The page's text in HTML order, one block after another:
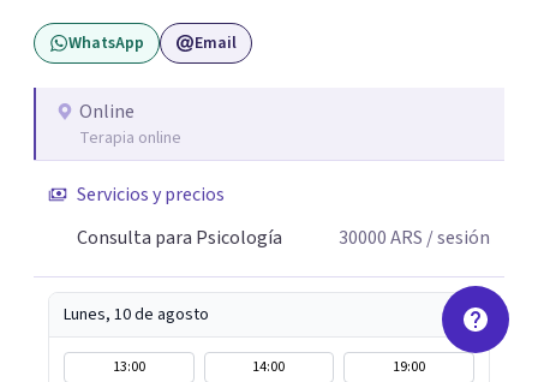
herramientas psicológicas que ayudan a reconocer
patrones, resignificar experiencias y construir cambios
puedas no solo sentirte escuchado/a, sino también
comprender lo que te pasa, identificar patrones que
afrontarlo.
WhatsApp Email
Online
Terapia online
Servicios y precios
Consulta para Psicología
30000ARS / sesión
Lunes, 10 de agosto
13:00 14:00 19:00